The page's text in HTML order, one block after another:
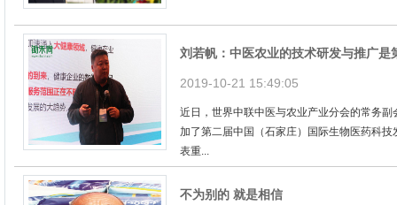
刘若帆：中医农业的技术研发与推广是
2019-10-21 15:49:05
近日，世界中联中医与农业产业分会的常务
加了第二届中国（石家庄）国际生物医药科
表重...
不为别的 就是相信